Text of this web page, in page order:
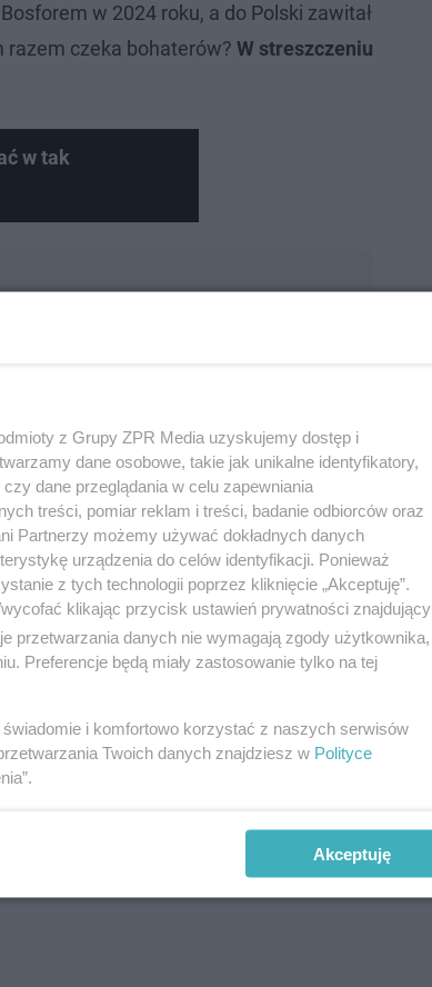
w 2024 roku, a do Polski zawitał
razem czeka bohaterów? W streszczeniu
w tak
z Grupy ZPR Media uzyskujemy dostęp i
dane osobowe, takie jak unikalne identyfikatory,
dane przeglądania w celu zapewniania
treści, pomiar reklam i treści, badanie odbiorców oraz
Partnerzy możemy używać dokładnych danych
urządzenia do celów identyfikacji. Ponieważ
z tych technologii poprzez kliknięcie „Akceptuję”.
klikając przycisk ustawień prywatności znajdujący
przetwarzania danych nie wymagają zgody użytkownika,
Preferencje będą miały zastosowanie tylko na tej
i komfortowo korzystać z naszych serwisów
Twoich danych znajdziesz w Polityce
Akceptuję